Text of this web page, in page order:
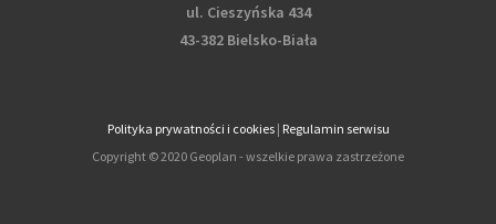
ul. Cieszyńska 434
43-382 Bielsko-Biała
Polityka prywatności i cookies| Regulamin serwisu
Copyright © 2020 Geoplan - wszelkie prawa zastrzeżone